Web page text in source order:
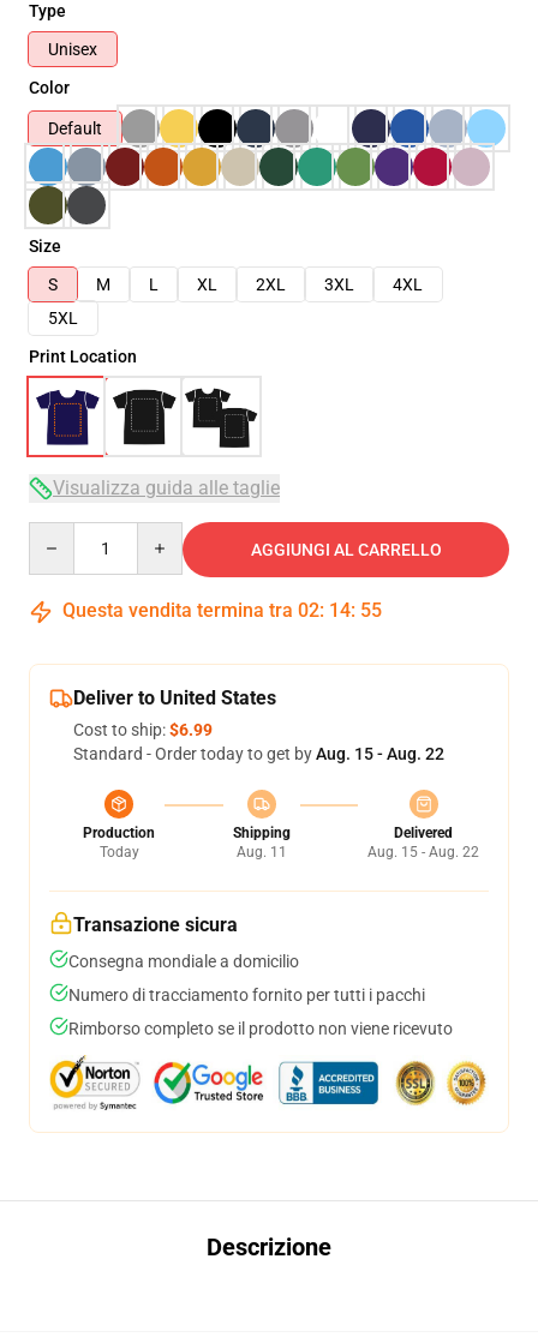
Type
Unisex
Color
Default
Size
S
M L XL 2XL 3XL
4XL
5XL
Print Location
Visualizza guida alle taglie
AGGIUNGI AL CARRELLO
Questa vendita termina tra 02: 14: 54
Deliver to United States
Cost to ship:$6.99
Standard - Order today to get byAug. 15 - Aug. 22
Production
Today
Shipping
Aug. 11
Delivered
Aug. 15 - Aug. 22
Transazione sicura
Consegna mondiale a domicilio
Numero di tracciamento fornito per tutti i pacchi
Rimborso completo se il prodotto non viene ricevuto
Descrizione